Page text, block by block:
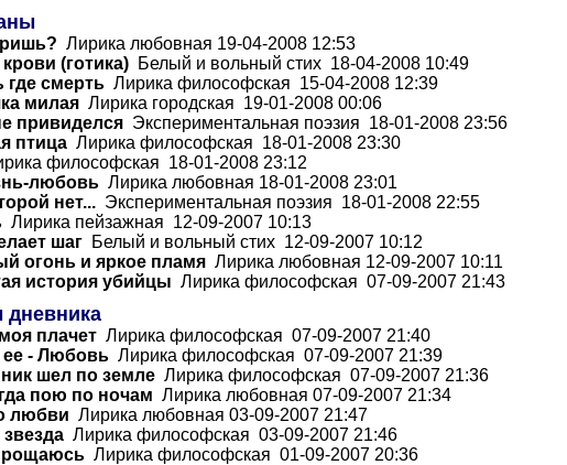
Лирика любовная 19-04-2008 12:53
крови (готика) Белый и вольный стих 18-04-2008 10:49
где смерть Лирика философская 15-04-2008 12:39
милая Лирика городская 19-01-2008 00:06
привиделся Экспериментальная поэзия 18-01-2008 23:56
птица Лирика философская 18-01-2008 23:30
философская 18-01-2008 23:12
любовь Лирика любовная 18-01-2008 23:01
нет... Экспериментальная поэзия 18-01-2008 22:55
Лирика пейзажная 12-09-2007 10:13
шаг Белый и вольный стих 12-09-2007 10:12
огонь и яркое пламя Лирика любовная 12-09-2007 10:11
история убийцы Лирика философская 07-09-2007 21:43
плачет Лирика философская 07-09-2007 21:40
ее - Любовь Лирика философская 07-09-2007 21:39
шел по земле Лирика философская 07-09-2007 21:36
пою по ночам Лирика любовная 07-09-2007 21:34
любви Лирика любовная 03-09-2007 21:47
Лирика философская 03-09-2007 21:46
Лирика философская 01-09-2007 20:36